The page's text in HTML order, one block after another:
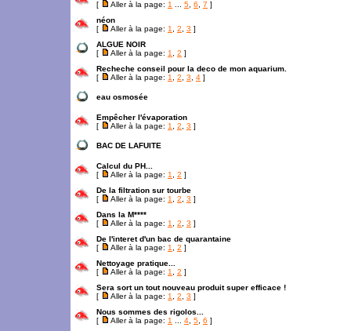
[
Aller à la page: 1 5 6 7 ]
néon
[
Aller à la page: 1 2 3 ]
ALGUE NOIR
[
Aller à la page: 1 2 ]
Recheche conseil pour la deco de mon aquarium.
[
Aller à la page: 1 2 3 4 ]
eau osmosée
Empêcher l'évaporation
[
Aller à la page: 1 2 3 ]
BAC DE LAFUITE
Calcul du PH...
[
Aller à la page: 1 2 ]
De la filtration sur tourbe
[
Aller à la page: 1 2 3 ]
Dans la M****
[
Aller à la page: 1 2 3 ]
De l'interet d'un bac de quarantaine
[
Aller à la page: 1 2 ]
Nettoyage pratique...
[
Aller à la page: 1 2 ]
Sera sort un tout nouveau produit super efficace !
[
Aller à la page: 1 2 3 ]
Nous sommes des rigolos...
[
Aller à la page: 1 4 5 6 ]